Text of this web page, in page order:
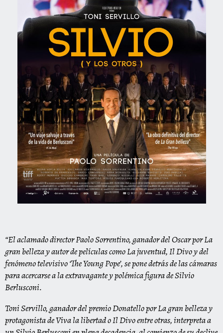
“El aclamado director Paolo Sorrentino, ganador del Oscar por La
gran belleza y autor de películas como La juventud, Il Divo y del
fenómeno televisivo ‘The Young Pope’, se pone detrás de las cámaras
para acercarse a la extravagante y polémica figura de Silvio
Berlusconi.
Toni Servillo, ganador del premio Donatello por La gran belleza y
protagonista de Viva la libertad o Il Divo entre otras, interpreta a